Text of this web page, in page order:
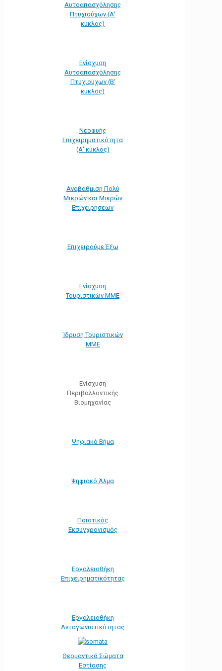
Αυτοαπασχόλησης
Πτυχιούχων (Α'
κύκλος)
Ενίσχυση
Αυτοαπασχόλησης
Πτυχιούχων (Β'
κύκλος)
Νεοφυής
Επιχειρηματικότητα
(Α' κύκλος)
Αναβάθμιση Πολύ
Μικρών και Μικρών
Επιχειρήσεων
Επιχειρούμε Έξω
Ενίσχυση
Τουριστικών ΜΜΕ
Ίδρυση Τουριστικών
ΜΜΕ
Ενίσχυση
Περιβαλλοντικής
Βιομηχανίας
Ψηφιακό Βήμα
Ψηφιακό Άλμα
Ποιοτικός
Εκσυγχρονισμός
Εργαλειοθήκη
Eπιχειρηματικότητας
Εργαλειοθήκη
Ανταγωνιστικότητας
Θερμαντικά Σώματα
Εστίασης